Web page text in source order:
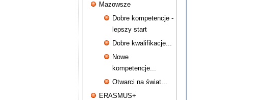
Mazowsze
Dobre kompetencje -
lepszy start
Dobre kwalifikacje...
Nowe
kompetencje...
Otwarci na świat...
ERASMUS+